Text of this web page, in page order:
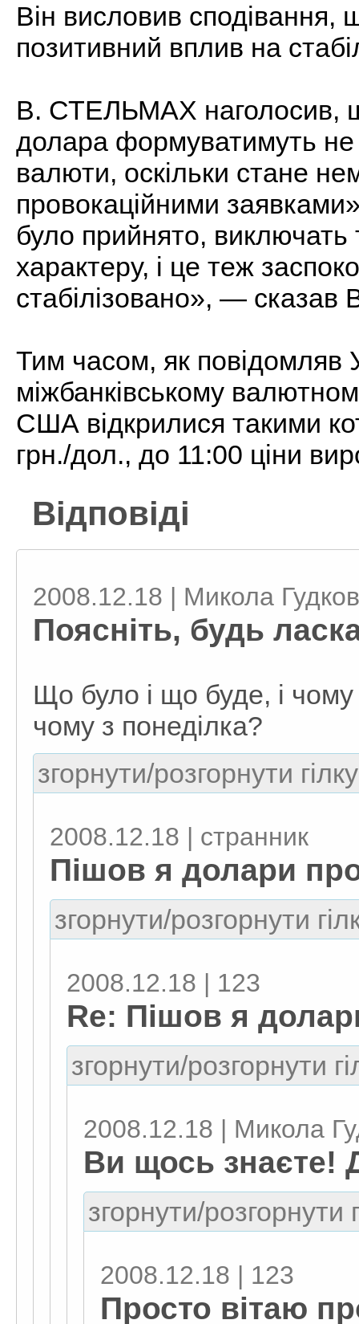
Він висловив сподівання,
позитивний вплив на
В. СТЕЛЬМАХ наголосив,
долара формуватимуть не
валюти, оскільки стане
провокаційними
було прийнято, виключать
характеру, і це теж
стабілізовано», —
Тим часом, як повідомляв
міжбанківському
США відкрилися такими
грн./дол., до 11:00 ціни
Відповіді
2008.12.18 | Микола
Поясніть, будь
Що було і що буде, і
чому з понеділка?
згорнути/розгорнути
2008.12.18 | странник
Пішов я долари
згорнути/розгорнути
2008.12.18 | 123
Re: Пішов я
згорнути/розгорнути
2008.12.18 | Микола
Ви щось знаєте!
згорнути/розгорнути
2008.12.18 | 123
Просто вітаю